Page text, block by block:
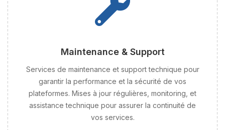
Maintenance & Support
Services de maintenance et support technique pour
garantir la performance et la sécurité de vos
plateformes. Mises à jour régulières, monitoring, et
assistance technique pour assurer la continuité de
vos services.